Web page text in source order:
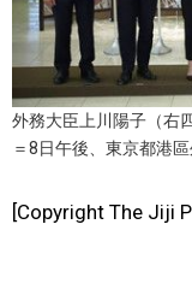
編輯部通知
外務大臣上川陽子（右
＝8日午後、東京都港
[Copyright The Jiji